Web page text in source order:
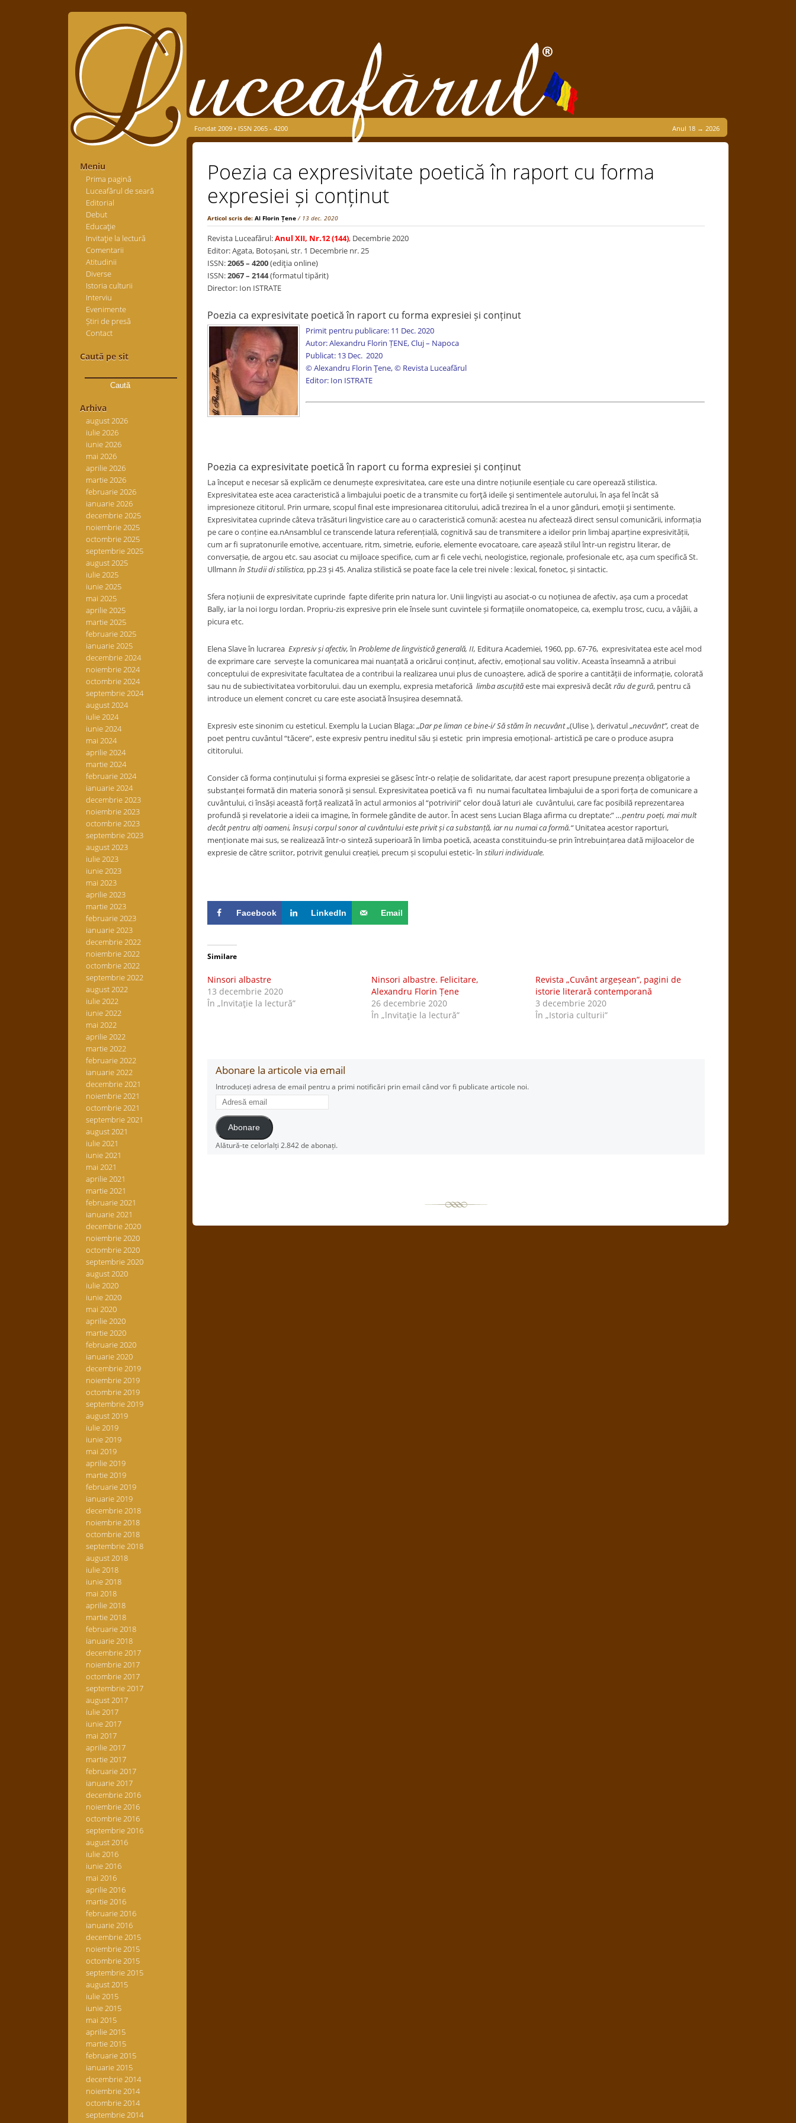
Meniu
Prima pagină
Luceafărul de seară
Editorial
Debut
Educaţie
Invitaţie la lectură
Comentarii
Atitudinii
Diverse
Istoria culturii
Interviu
Evenimente
Știri de presă
Contact
Caută pe sit
după:
Arhiva
august 2026
iulie 2026
iunie 2026
mai 2026
aprilie 2026
martie 2026
februarie 2026
ianuarie 2026
decembrie 2025
noiembrie 2025
octombrie 2025
septembrie 2025
august 2025
iulie 2025
iunie 2025
mai 2025
aprilie 2025
martie 2025
februarie 2025
ianuarie 2025
decembrie 2024
noiembrie 2024
octombrie 2024
septembrie 2024
august 2024
iulie 2024
iunie 2024
mai 2024
aprilie 2024
martie 2024
februarie 2024
ianuarie 2024
decembrie 2023
noiembrie 2023
octombrie 2023
septembrie 2023
august 2023
iulie 2023
iunie 2023
mai 2023
aprilie 2023
martie 2023
februarie 2023
ianuarie 2023
decembrie 2022
noiembrie 2022
octombrie 2022
septembrie 2022
august 2022
iulie 2022
iunie 2022
mai 2022
aprilie 2022
martie 2022
februarie 2022
ianuarie 2022
decembrie 2021
noiembrie 2021
octombrie 2021
septembrie 2021
august 2021
iulie 2021
iunie 2021
mai 2021
aprilie 2021
martie 2021
februarie 2021
ianuarie 2021
decembrie 2020
noiembrie 2020
octombrie 2020
septembrie 2020
august 2020
iulie 2020
iunie 2020
mai 2020
aprilie 2020
martie 2020
februarie 2020
ianuarie 2020
decembrie 2019
noiembrie 2019
octombrie 2019
septembrie 2019
august 2019
iulie 2019
iunie 2019
mai 2019
aprilie 2019
martie 2019
februarie 2019
ianuarie 2019
decembrie 2018
noiembrie 2018
octombrie 2018
septembrie 2018
august 2018
iulie 2018
iunie 2018
mai 2018
aprilie 2018
martie 2018
februarie 2018
ianuarie 2018
decembrie 2017
noiembrie 2017
octombrie 2017
septembrie 2017
august 2017
iulie 2017
iunie 2017
mai 2017
aprilie 2017
martie 2017
februarie 2017
ianuarie 2017
decembrie 2016
noiembrie 2016
octombrie 2016
septembrie 2016
august 2016
iulie 2016
iunie 2016
mai 2016
aprilie 2016
martie 2016
februarie 2016
ianuarie 2016
decembrie 2015
noiembrie 2015
octombrie 2015
septembrie 2015
august 2015
iulie 2015
iunie 2015
mai 2015
aprilie 2015
martie 2015
februarie 2015
ianuarie 2015
decembrie 2014
noiembrie 2014
octombrie 2014
septembrie 2014
Fondat 2009 • ISSN 2065 - 4200 Anul 18 → 2026
Poezia ca expresivitate poetică în raport cu forma
expresiei și conținut
Articol scris de: Al Florin Țene / 13 dec. 2020
Revista Luceafărul:Anul XII, Nr.12 (144), Decembrie 2020
Editor: Agata, Botoșani, str. 1 Decembrie nr. 25
ISSN:2065 – 4200(ediţia online)
ISSN:2067 – 2144(formatul tipărit)
Director: Ion ISTRATE
Poezia ca expresivitate poetică în raport cu forma expresiei și conținut
Primit pentru publicare: 11 Dec. 2020
Autor: Alexandru Florin ȚENE, Cluj – Napoca
Publicat: 13 Dec. 2020
© Alexandru Florin Țene, © Revista Luceafărul
Editor: Ion ISTRATE
Poezia ca expresivitate poetică în raport cu forma expresiei și conținut
La început e necesar să explicăm ce denumește expresivitatea, care este una dintre noțiunile esențiale cu care operează stilistica.
Expresivitatea este acea caracteristică a limbajului poetic de a transmite cu forţă ideile şi sentimentele autorului, în aşa fel încât să
impresioneze cititorul. Prin urmare, scopul final este impresionarea cititorului, adică trezirea în el a unor gânduri, emoţii şi sentimente.
Expresivitatea cuprinde câteva trăsături lingvistice care au o caracteristică comună: acestea nu afectează direct sensul comunicării, informația
pe care o conține ea.nAnsamblul ce transcende latura referențială, cognitivă sau de transmitere a ideilor prin limbaj aparține expresivității,
cum ar fi supratonurile emotive, accentuare, ritm, simetrie, euforie, elemente evocatoare, care așează stilul într-un registru literar, de
conversație, de argou etc. sau asociat cu mijloace specifice, cum ar fi cele vechi, neologistice, regionale, profesionale etc, așa cum specifică St.
Ullmann în Studii di stilistica, pp.23 și 45. Analiza stilistică se poate face la cele trei nivele : lexical, fonetoc, și sintactic.
Sfera noțiunii de expresivitate cuprinde fapte diferite prin natura lor. Unii lingviști au asociat-o cu noțiunea de afectiv, așa cum a procedat
Bally, iar la noi Iorgu Iordan. Propriu-zis expresive prin ele însele sunt cuvintele și formațiile onomatopeice, ca, exemplu trosc, cucu, a vâjâii, a
picura etc.
Elena Slave în lucrarea Expresiv și afectiv,în Probleme de lingvistică generală, II, Editura Academiei, 1960, pp. 67-76, expresivitatea este acel mod
de exprimare care servește la comunicarea mai nuanțată a oricărui conținut, afectiv, emoțional sau volitiv. Aceasta înseamnă a atribui
conceptului de expresivitate facultatea de a contribui la realizarea unui plus de cunoaștere, adică de sporire a cantității de informație, colorată
sau nu de subiectivitatea vorbitorului. dau un exemplu, expresia metaforicălimba ascuțităeste mai expresivă decâtrău de gură, pentru că
introduce un element concret cu care este asociată însușirea desemnată.
Expresiv este sinonim cu esteticul. Exemplu la Lucian Blaga: „Dar pe liman ce bine-i/ Să stăm în necuvânt„(Ulise ), derivatul „necuvânt”, creat de
poet pentru cuvântul “tăcere”, este expresiv pentru ineditul său și estetic prin impresia emoțional- artistică pe care o produce asupra
cititorului.
Consider că forma conținutului și forma expresiei se găsesc într-o relație de solidaritate, dar acest raport presupune prezența obligatorie a
substanței formată din materia sonoră și sensul. Expresivitatea poetică va fi nu numai facultatea limbajului de a spori forța de comunicare a
cuvântului, ci însăși această forță realizată în actul armonios al “potrivirii” celor două laturi ale cuvântului, care fac posibilă reprezentarea
profundă și revelatorie a ideii ca imagine, în formele gândite de autor. În acest sens Lucian Blaga afirma cu dreptate:”…pentru poeți, mai mult
decât pentru alți oameni, însuși corpul sonor al cuvântului este privit și ca substanță, iar nu numai ca formă.“Unitatea acestor raporturi,
menționate mai sus, se realizează într-o sinteză superioară în limba poetică, aceasta constituindu-se prin întrebuințarea dată mijloacelor de
expresie de către scriitor, potrivit genului creației, precum și scopului estetic- în stiluri individuale.
Facebook LinkedIn Email
Similare
Ninsori albastre
13 decembrie 2020
În „lnvitaţie la lectură”
Ninsori albastre. Felicitare,
Alexandru Florin Țene
26 decembrie 2020
În „lnvitaţie la lectură”
Revista „Cuvânt argeșean”, pagini de
istorie literară contemporană
3 decembrie 2020
În „Istoria culturii”
Abonare la articole via email
Introduceți adresa de email pentru a primi notificări prin email când vor fi publicate articole noi.
Adresă
email
Abonare
Alătură-te celorlalți 2.842 de abonați.